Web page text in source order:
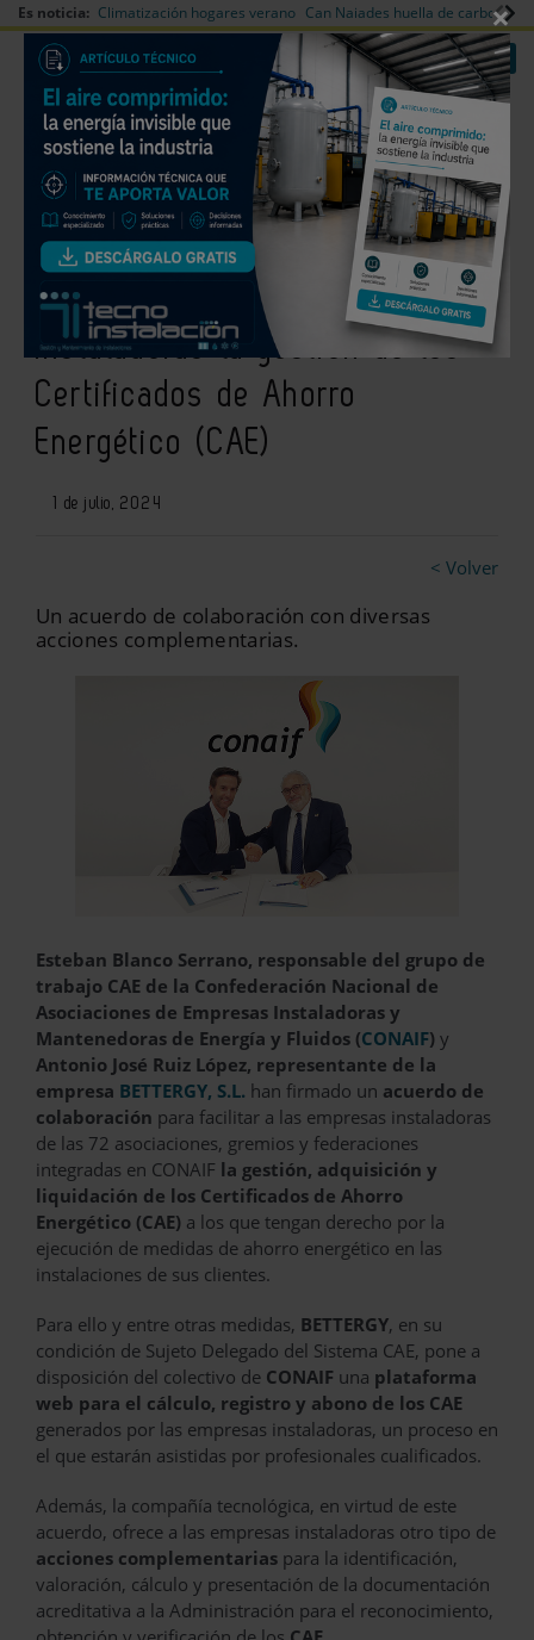
Es noticia: Climatización hogares verano Can Naiades huella de carbono
Redes Sociales Es noticia Login empresas Registro
CONAIF y BETTERGY colaboran
para facilitar a las empresas
instaladoras la gestión de los
Certificados de Ahorro
Energético (CAE)
1 de julio, 2024
< Volver
Un acuerdo de colaboración con diversas
acciones complementarias.
Esteban Blanco Serrano, responsable del grupo de
trabajo CAE de la Confederación Nacional de
Asociaciones de Empresas Instaladoras y
Mantenedoras de Energía y Fluidos (CONAIF) y
Antonio José Ruiz López, representante de la
empresa BETTERGY, S.L. han firmado un acuerdo de
colaboración para facilitar a las empresas instaladoras
de las 72 asociaciones, gremios y federaciones
integradas en CONAIF la gestión, adquisición y
liquidación de los Certificados de Ahorro
Energético (CAE) a los que tengan derecho por la
ejecución de medidas de ahorro energético en las
instalaciones de sus clientes.
Para ello y entre otras medidas, BETTERGY, en su
condición de Sujeto Delegado del Sistema CAE, pone a
disposición del colectivo de CONAIF una plataforma
web para el cálculo, registro y abono de los CAE
generados por las empresas instaladoras, un proceso en
el que estarán asistidas por profesionales cualificados.
Además, la compañía tecnológica, en virtud de este
acuerdo, ofrece a las empresas instaladoras otro tipo de
acciones complementarias para la identificación,
valoración, cálculo y presentación de la documentación
acreditativa a la Administración para el reconocimiento,
×